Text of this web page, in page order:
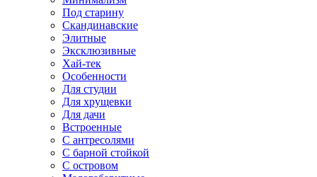
Под старину
Скандинавские
Элитные
Эксклюзивные
Хай-тек
Особенности
Для студии
Для хрущевки
Для дачи
Встроенные
С антресолями
С барной стойкой
С островом